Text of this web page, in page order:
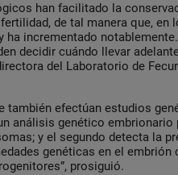
han facilitado la
de tal manera que, en
ha incrementado
decidir cuándo llevar
del Laboratorio de
también efectúan estudios
un análisis genético
y el segundo detecta la
genéticas en el
prosiguió.